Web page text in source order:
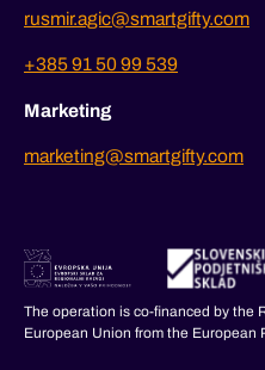
rusmir.agic@smartgifty.com
+385 91 50 99 539
Marketing
marketing@smartgifty.com
The operation is co-financed by the
European Union from the European